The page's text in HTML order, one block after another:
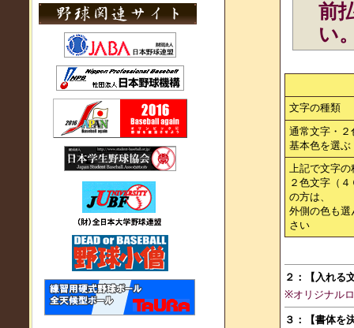
前
い
文字の種類
通常文字・２
基本色を選ぶ
上記で文字の
２色文字（
の方は、
外側の色も選
さい
２：【入れる
※オリジナル
３：【書体を